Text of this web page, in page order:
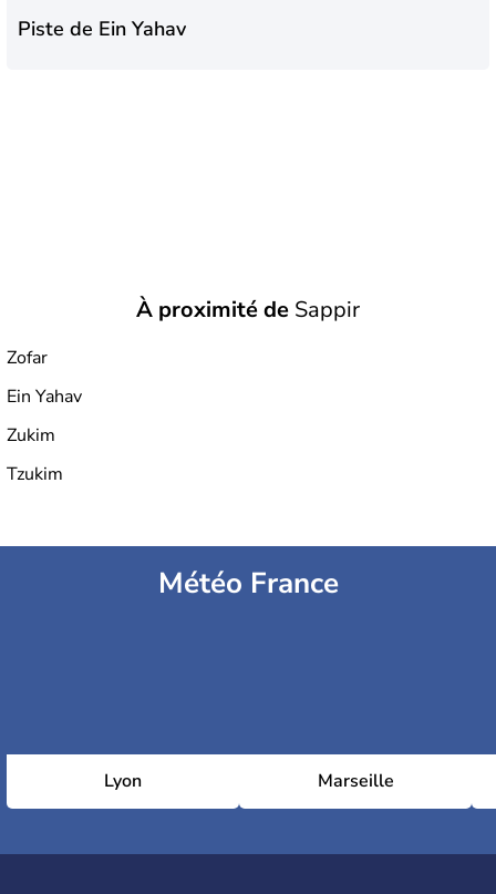
Piste de Ein Yahav
À proximité de Sappir
Zofar
Ein Yahav
Zukim
Tzukim
Météo France
Lyon Marseille